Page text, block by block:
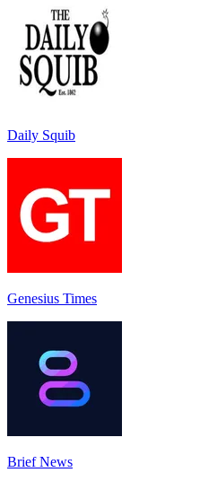
Daily Squib
Genesius Times
Brief News